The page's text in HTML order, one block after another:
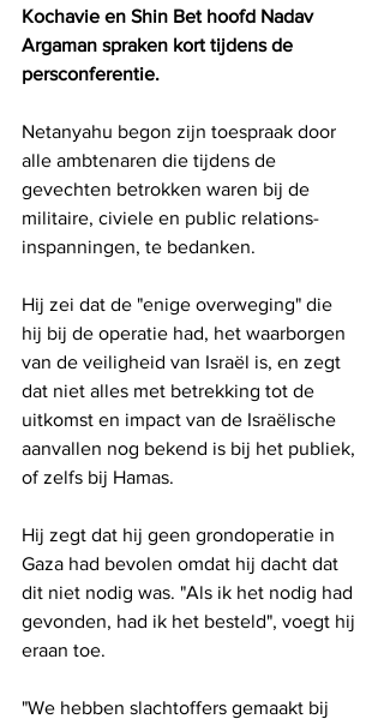
Kochavie en Shin Bet hoofd Nadav
Argaman spraken kort tijdens de
persconferentie.
Netanyahu begon zijn toespraak door
alle ambtenaren die tijdens de
gevechten betrokken waren bij de
militaire, civiele en public relations-
inspanningen, te bedanken.
Hij zei dat de "enige overweging" die
hij bij de operatie had, het waarborgen
van de veiligheid van Israël is, en zegt
dat niet alles met betrekking tot de
uitkomst en impact van de Israëlische
aanvallen nog bekend is bij het publiek,
of zelfs bij Hamas.
Hij zegt dat hij geen grondoperatie in
Gaza had bevolen omdat hij dacht dat
dit niet nodig was. "Als ik het nodig had
gevonden, had ik het besteld", voegt hij
eraan toe.
"We hebben slachtoffers gemaakt bij